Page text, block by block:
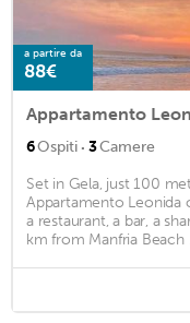
a partire da
88€
Appartamento
6Ospiti · 3Camere
Set in Gela, just 100
Appartamento
a restaurant, a bar, a
km from Manfria Beach